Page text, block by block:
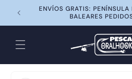
directamenteENVÍOS GRATIS:
BALEARES